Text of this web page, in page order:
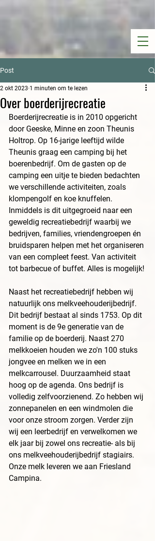
Post
Over boerderijrecreatie
2 okt 2023 1 minuten om te lezen
Boerderijrecreatie is in 2010 opgericht
door Geeske, Minne en zoon Theunis
Holtrop. Op 16-jarige leeftijd wilde
Theunis graag een camping bij het
boerenbedrijf. Om de gasten op de
camping een uitje te bieden bedachten
we verschillende activiteiten, zoals
klompengolf en koe knuffelen.
Inmiddels is dit uitgegroeid naar een
geweldig recreatiebedrijf waarbij we
bedrijven, families, vriendengroepen én
bruidsparen helpen met het organiseren
van een compleet feest. Van activiteit
tot barbecue of buffet. Alles is mogelijk!
Naast het recreatiebedrijf hebben wij
natuurlijk ons melkveehouderijbedrijf.
Dit bedrijf bestaat al sinds 1753. Op dit
moment is de 9e generatie van de
familie op de boerderij. Naast 270
melkkoeien houden we zo'n 100 stuks
jongvee en melken we in een
melkcarrousel. Duurzaamheid staat
hoog op de agenda. Ons bedrijf is
volledig zelfvoorzienend. Zo hebben wij
zonnepanelen en een windmolen die
voor onze stroom zorgen. Verder zijn
wij een leerbedrijf en verwelkomen we
elk jaar bij zowel ons recreatie- als bij
ons melkveehouderijbedrijf stagiairs.
Onze melk leveren we aan Friesland
Campina.